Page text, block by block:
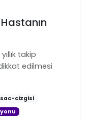
takip
edilmesi
cizgisi